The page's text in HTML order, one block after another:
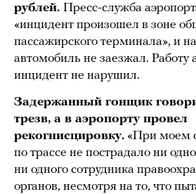
рублей. Пресс-служба
«инцидент произошел в зоне
пассажирского терминала», и
автомобиль не заезжал. Работу
инцидент не нарушил.
Задержанный гонщик
трезв, а в аэропорту провел
рекогнисцировку. «При моем
по трассе не пострадало ни
ни одного сотрудника
органов, несмотря на то, что